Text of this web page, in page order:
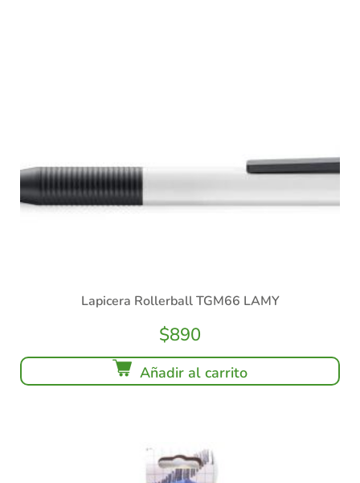
Lapicera Rollerball TGM66 LAMY
$890
Añadir al carrito